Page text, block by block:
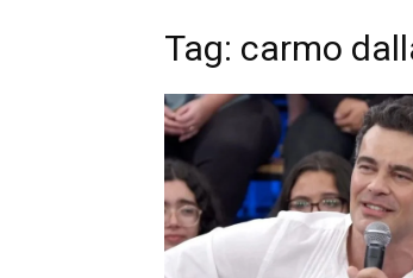
Tag: carmo